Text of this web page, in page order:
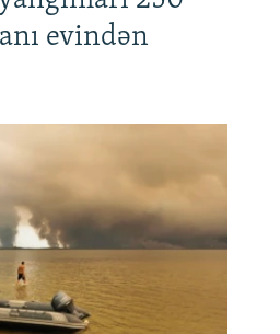
evindən